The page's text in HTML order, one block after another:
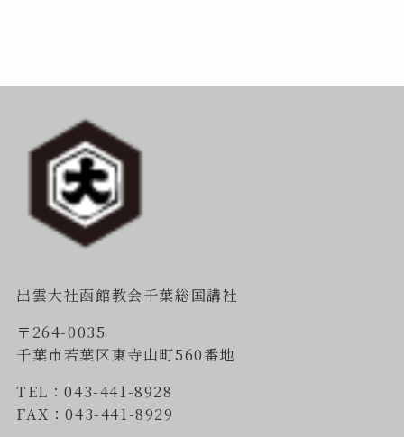
出雲大社函館教会千葉総国講社
〒264-0035
千葉市若葉区東寺山町560番地
TEL：043-441-8928
FAX：043-441-8929